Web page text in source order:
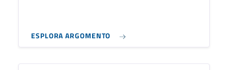
ESPLORA ARGOMENTO